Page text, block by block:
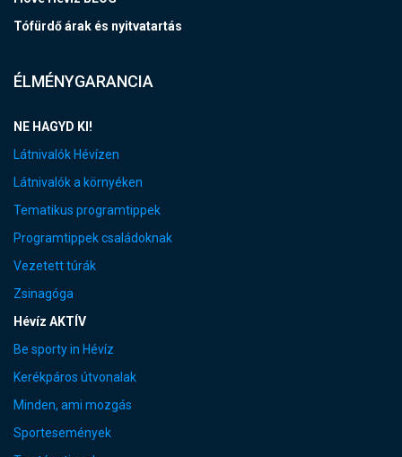
Tófürdő árak és nyitvatartás
ÉLMÉNYGARANCIA
NE HAGYD KI!
Látnivalók Hévízen
Látnivalók a környéken
Tematikus programtippek
Programtippek családoknak
Vezetett túrák
Zsinagóga
Hévíz AKTÍV
Be sporty in Hévíz
Kerékpáros útvonalak
Minden, ami mozgás
Sportesemények